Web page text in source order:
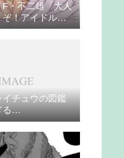
・不二雄「大人
！アイドルが
シーン入れ
チュウの図鑑
る…